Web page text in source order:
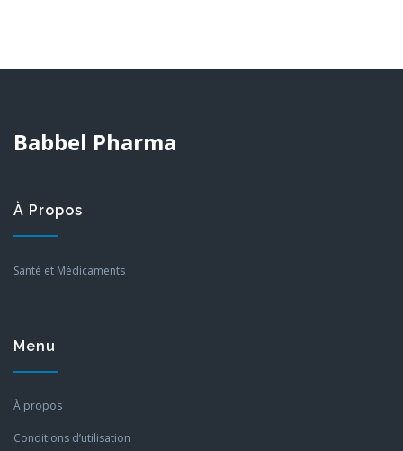
Babbel Pharma
À Propos
Santé et Médicaments
Menu
À propos
Conditions d’utilisation